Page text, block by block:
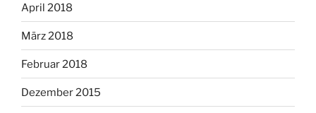
April 2018
März 2018
Februar 2018
Dezember 2015